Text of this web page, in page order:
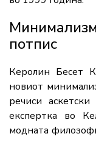
потпис
Керолин Бесет
новиот
речиси
експертка во
модната